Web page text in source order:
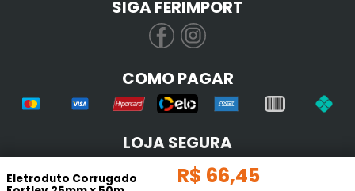
Eletroduto Corrugado R$ 66,45
SIGA FERIMPORT
COMO PAGAR
LOJA SEGURA